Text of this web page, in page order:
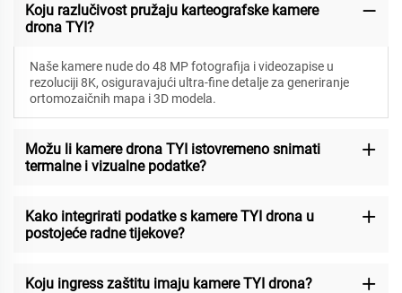
Koju razlučivost pružaju karteografske kamere
drona TYI?
Naše kamere nude do 48 MP fotografija i videozapise u
rezoluciji 8K, osiguravajući ultra-fine detalje za generiranje
ortomozaičnih mapa i 3D modela.
Možu li kamere drona TYI istovremeno snimati
termalne i vizualne podatke?
Kako integrirati podatke s kamere TYI drona u
postojeće radne tijekove?
Koju ingress zaštitu imaju kamere TYI drona?